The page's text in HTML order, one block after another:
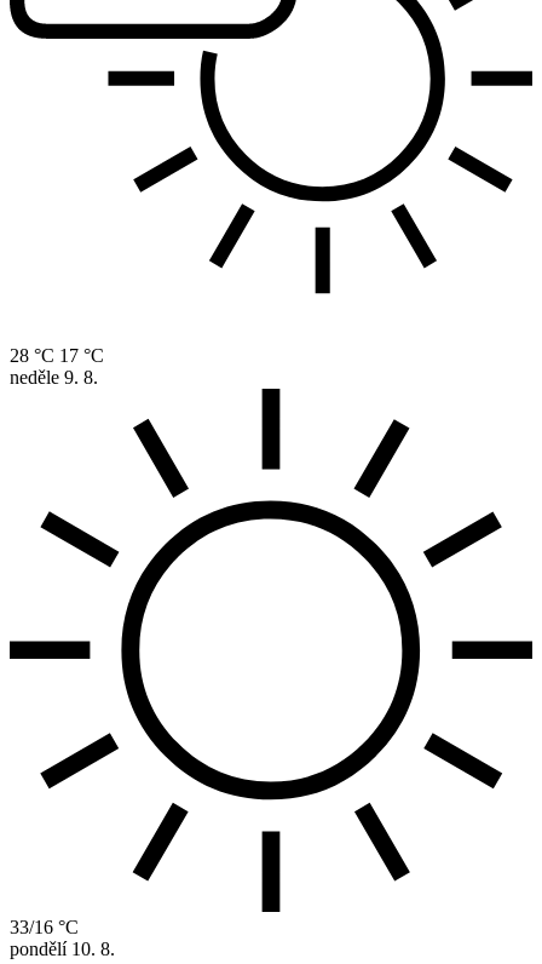
28 °C 17 °C
neděle 9. 8.
33/16 °C
pondělí 10. 8.